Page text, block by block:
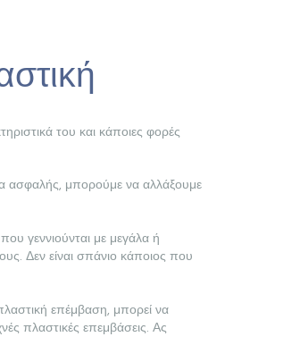
του και κάποιες φορές
ασφαλής, μπορούμε να αλλάξουμε
γεννιούνται με μεγάλα ή
Δεν είναι σπάνιο κάποιος που
επέμβαση, μπορεί να
πλαστικές επεμβάσεις. Ας